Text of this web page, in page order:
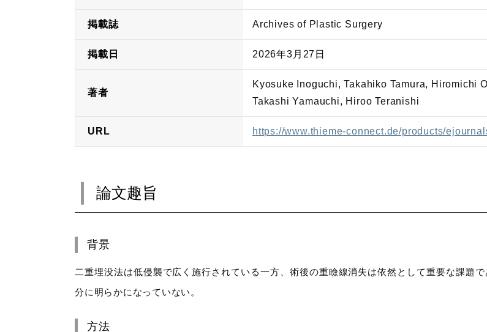
掲載誌 Archives of Plastic Surgery
掲載日 2026年3月27日
著者
Kyosuke Inoguchi, Takahiko Tamura, Hiromichi
Takashi Yamauchi, Hiroo Teranishi
URL https://www.thieme-connect.de/products/
論文趣旨
背景
二重埋没法は低侵襲で広く施行されている一方、術後の重瞼線消失は依然として重要な課題
分に明らかになっていない。
方法